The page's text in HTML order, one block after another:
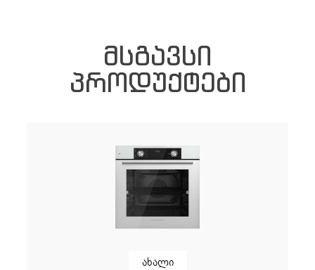
ᲛᲡᲒᲐᲕᲡᲘ
ᲞᲠᲝᲓᲣᲥᲢᲔᲑᲘ
ახალი